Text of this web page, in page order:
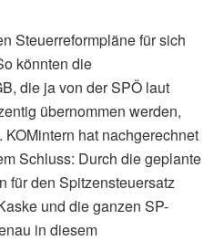
Steuerreformpläne für sich
könnten die
die ja von der SPÖ laut
übernommen werden,
hat nachgerechnet
Schluss: Durch die geplante
für den Spitzensteuersatz
und die ganzen SP-
in diesem